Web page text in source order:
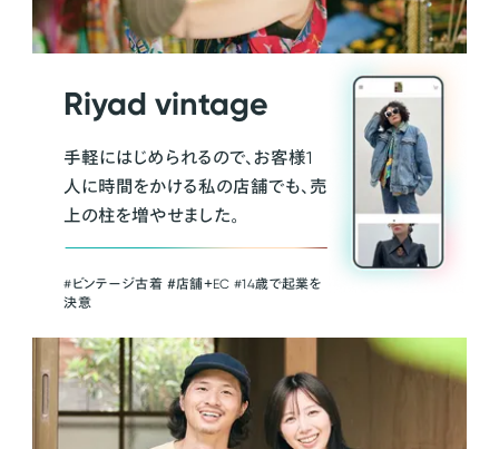
Riyad vintage
手軽にはじめられるので、お客様1
人に時間をかける私の店舗でも、売
上の柱を増やせました。
#ビンテージ古着 ＃店舗＋EC #14歳で起業を
決意